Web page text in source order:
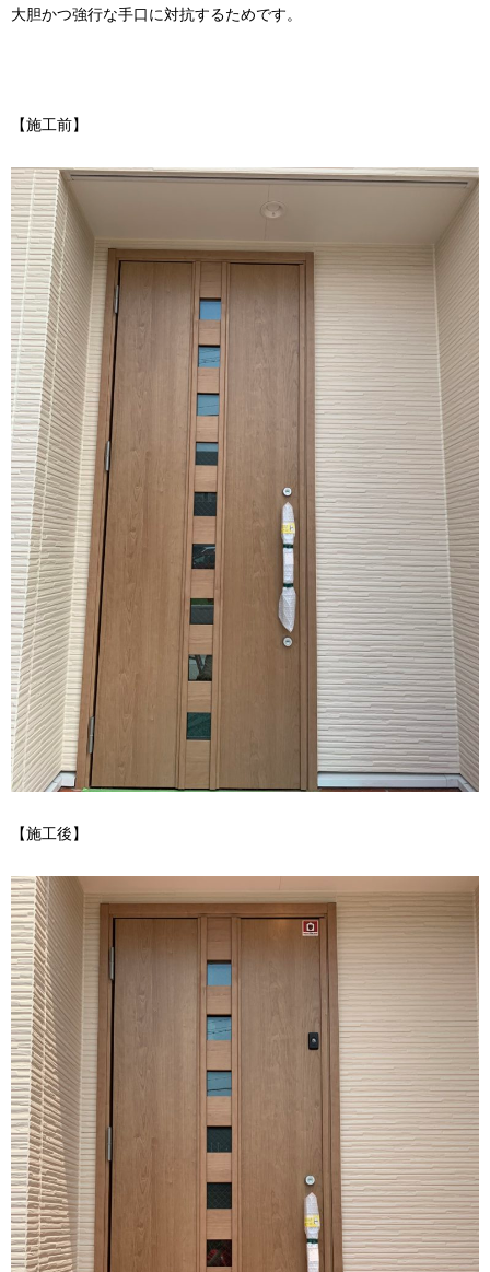
大胆かつ強行な手口に対抗するためです。
【施工前】
【施工後】